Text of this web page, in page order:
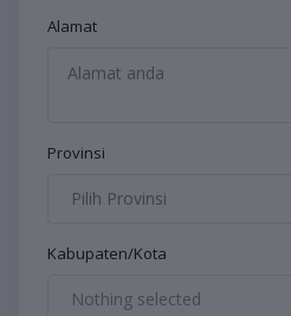
Alamat
Provinsi
Pilih Provinsi
Kabupaten/Kota
Nothing selected